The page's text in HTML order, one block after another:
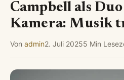
Campbell als
Kamera: Musik
Von admin2. Juli 20255 Min